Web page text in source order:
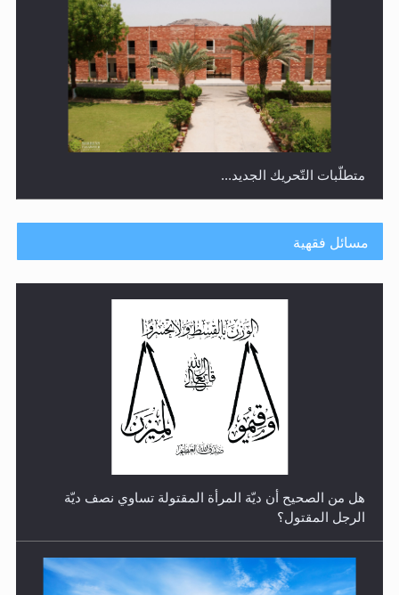
متطلَّبات التّحريك الجديد...
رأيٌ في لغة المسيح الموعود عليه السلام.. 4...
مسائل فقهية
هل من الصحيح أن ديّة المرأة المقتولة تساوي نصف ديّة
الرجل المقتول؟